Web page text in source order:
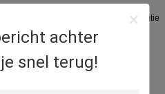
achter
snel terug!
en waarborgt zo zijn consistentie